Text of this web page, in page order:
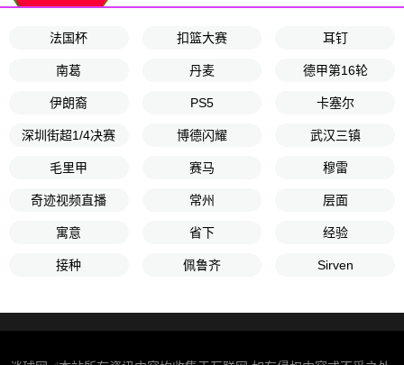
法国杯 扣篮大赛 耳钉
南葛 丹麦 德甲第16轮
伊朗裔 PS5 卡塞尔
深圳街超1/4决赛 博德闪耀 武汉三镇
毛里甲 赛马 穆雷
奇迹视频直播 常州 层面
寓意 省下 经验
接种 佩鲁齐 Sirven